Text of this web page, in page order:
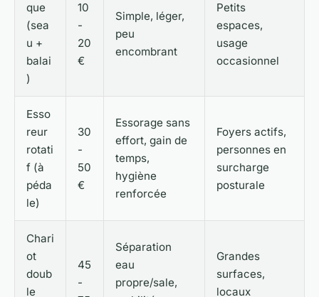
que
(sea
u +
balai
)
10
-
20
€
Simple, léger,
peu
encombrant
Petits
espaces,
usage
occasionnel
Esso
reur
rotati
f (à
péda
le)
30
-
50
€
Essorage sans
effort, gain de
temps,
hygiène
renforcée
Foyers actifs,
personnes en
surcharge
posturale
Chari
ot
doub
le
45
-
Séparation
eau
propre/sale,
Grandes
surfaces,
locaux